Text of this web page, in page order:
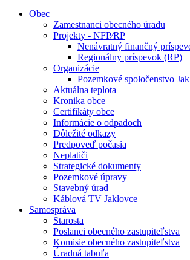
Obec
Zamestnanci obecného úradu
Projekty - NFP⁄RP
Nenávratný finančný
Regionálny príspevok (RP)
Organizácie
Pozemkové spoločenstvo
Aktuálna teplota
Kronika obce
Certifikáty obce
Informácie o odpadoch
Dôležité odkazy
Predpoveď počasia
Neplatiči
Strategické dokumenty
Pozemkové úpravy
Stavebný úrad
Káblová TV Jaklovce
Samospráva
Starosta
Poslanci obecného zastupiteľstva
Komisie obecného zastupiteľstva
Úradná tabuľa